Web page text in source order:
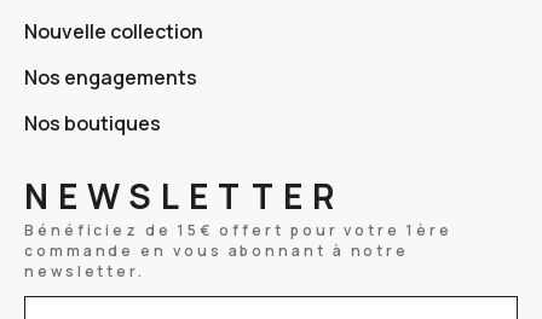
Nouvelle collection
Nos engagements
Nos boutiques
NEWSLETTER
Bénéficiez de 15€ offert pour votre 1ère
commande en vous abonnant à notre
newsletter.